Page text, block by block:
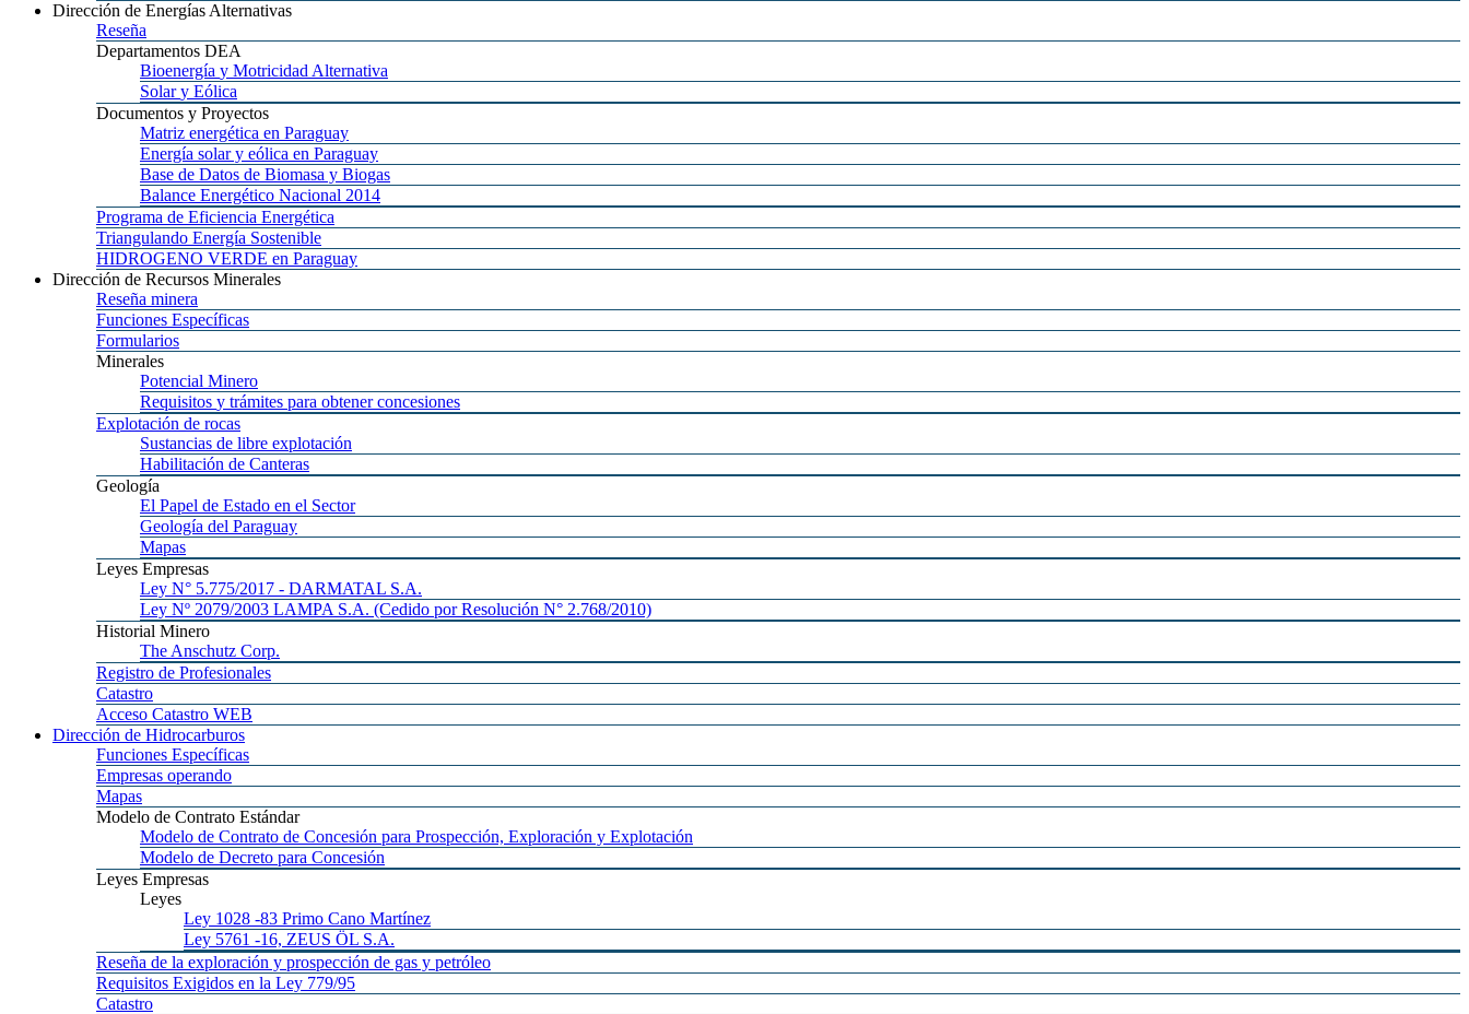
Dirección de Energías Alternativas
Reseña
Departamentos DEA
Bioenergía y Motricidad Alternativa
Solary Eólica
Documentos y Proyectos
Matriz energética en Paraguay
Energía solar y eólica en Paraguay
Base de Datos de Biomasa y Biogas
Balance Energético Nacional 2014
Programa de Eficiencia Energética
Triangulando Energía Sostenible
HIDROGENO VERDE en Paraguay
Dirección de Recursos Minerales
Reseña minera
Funciones Específicas
Formularios
Minerales
Potencial Minero
Requisitos y trámites para obtener concesiones
Explotación de rocas
Sustancias de libre explotación
Habilitación de Canteras
Geología
El Papel de Estado en el Sector
Geología del Paraguay
Mapas
Leyes Empresas
Ley N° 5.775/2017 - DARMATAL S.A.
Ley Nº 2079/2003 LAMPA S.A. (Cedido por Resolución N° 2.768/2010)
Historial Minero
The Anschutz Corp.
Registro de Profesionales
Catastro
Acceso Catastro WEB
Dirección de Hidrocarburos
Funciones Específicas
Empresas operando
Mapas
Modelo de Contrato Estándar
Modelo de Contrato de Concesión para Prospección, Exploración y Explotación
Modelo de Decreto para Concesión
Leyes Empresas
Leyes
Ley 1028 -83 Primo Cano Martínez
Ley 5761 -16, ZEUS ÖL S.A.
Reseña de la exploración y prospección de gas y petróleo
Requisitos Exigidos en la Ley 779/95
Catastro